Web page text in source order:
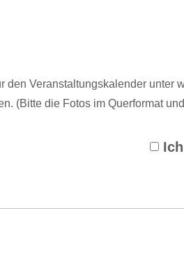
den Veranstaltungskalender
(Bitte die Fotos im Querformat